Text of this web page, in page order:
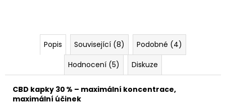
Popis Související (8)
Podobné (4)
Hodnocení (5)
Diskuze
CBD kapky 30 % – maximální koncentrace,
maximální účinek